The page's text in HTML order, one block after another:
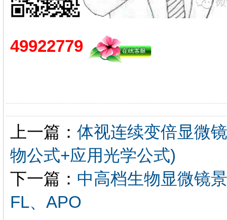
49922779
上一篇： 体视连续变倍显微
物公式+应用光学公式)
下一篇： 中高档生物显微镜
FL、APO